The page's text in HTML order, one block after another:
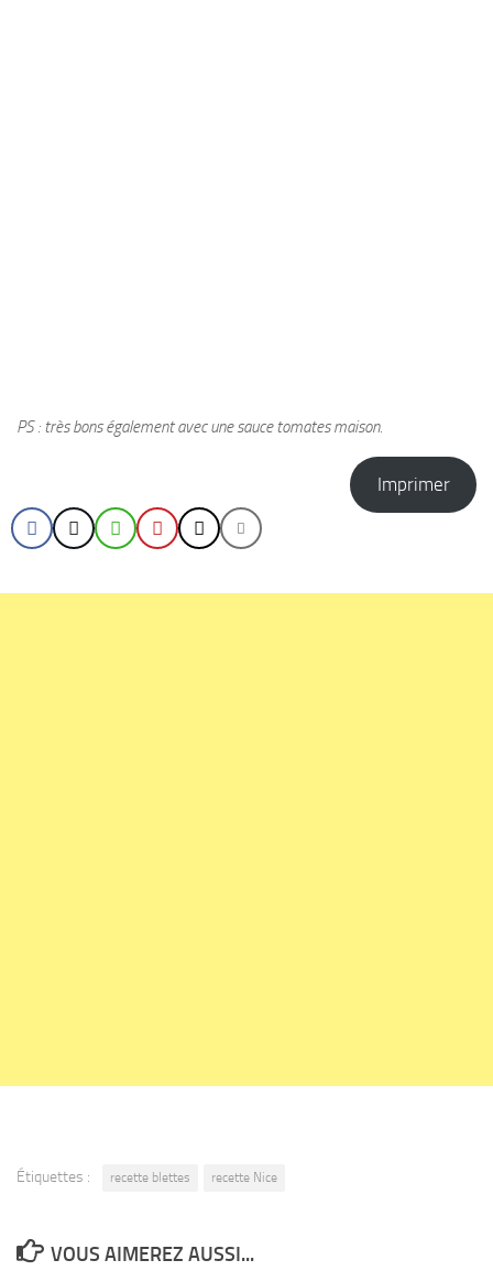
PS : très bons également avec une sauce tomates maison.
Imprimer
Étiquettes : recette blettes recette Nice
VOUS AIMEREZ AUSSI...